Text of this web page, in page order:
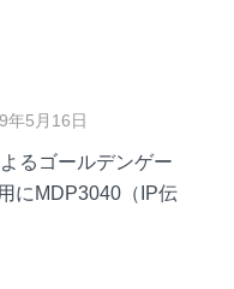
年5月16日
るゴールデンゲー
にMDP3040（IP伝